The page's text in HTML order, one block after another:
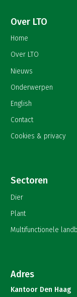
Over LTO
Home
Over LTO
Nieuws
Onderwerpen
English
Contact
Cookies & privacy
Sectoren
Dier
Plant
Multifunctionele
Adres
Kantoor Den Haag